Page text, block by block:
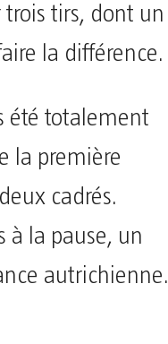
trois tirs, dont un
la différence.
été totalement
la première
cadrés.
à la pause, un
autrichienne.